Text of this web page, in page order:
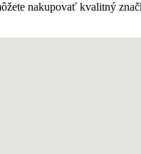
nakupovať kvalitný